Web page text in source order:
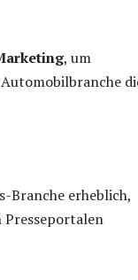
, um
Branche erheblich,
Presseportalen